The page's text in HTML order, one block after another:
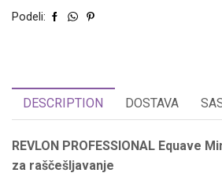
Podeli:
DESCRIPTION DOSTAVA
REVLON PROFESSIONAL Equave
za raščešljavanje